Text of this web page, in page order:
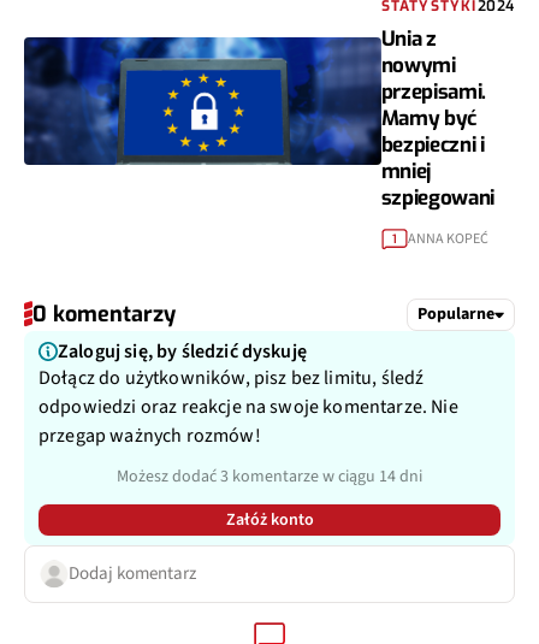
STATYSTYKI2024
Unia z
nowymi
przepisami.
Mamy być
bezpieczni i
mniej
szpiegowani
1 ANNA KOPEĆ
0 komentarzy Popularne
Zaloguj się, by śledzić dyskuję
Dołącz do użytkowników, pisz bez limitu, śledź
odpowiedzi oraz reakcje na swoje komentarze. Nie
przegap ważnych rozmów!
Możesz dodać 3 komentarze w ciągu 14 dni
Załóż konto
Dodaj komentarz